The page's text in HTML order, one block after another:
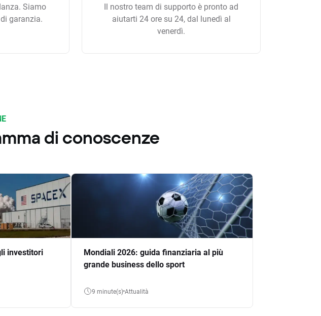
Siamo
garanzia.
Il nostro team di supporto è pronto ad
aiutarti 24 ore su 24, dal lunedì al
venerdì.
di conoscenze
investitori
Mondiali 2026: guida finanziaria al più
grande business dello sport
9 minute(s) Attualità